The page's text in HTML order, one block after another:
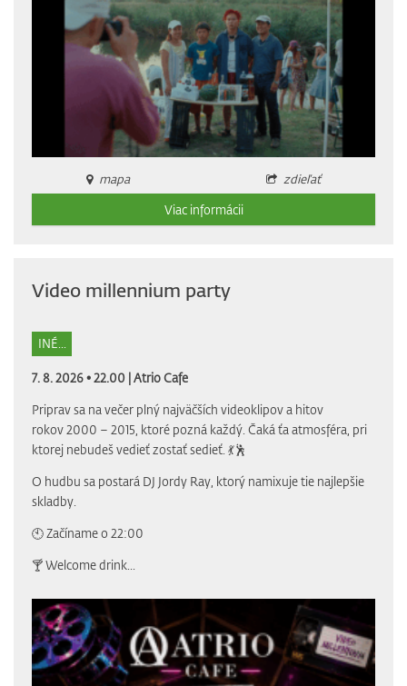
mapa
zdieľať
Viac informácii
Video millennium party
INÉ...
7. 8. 2026 • 22.00 |Atrio Cafe
Priprav sa na večer plný najväčších videoklipov a hitov
rokov 2000 – 2015, ktoré pozná každý. Čaká ťa atmosféra, pri
ktorej nebudeš vedieť zostať sedieť. 💃🕺
O hudbu sa postará DJ Jordy Ray, ktorý namixuje tie najlepšie
skladby.
🕙 Začíname o 22:00
🍸 Welcome drink...